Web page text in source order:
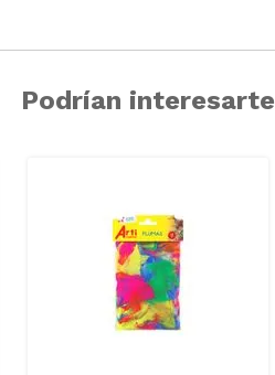
Podrían interesarte